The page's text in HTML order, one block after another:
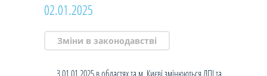
02.01.2025
Зміни в законодавстві